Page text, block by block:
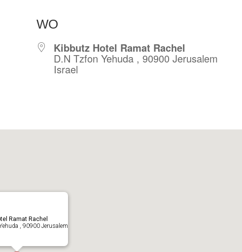
WO
Kibbutz Hotel Ramat Rachel
D.N Tzfon Yehuda , 90900 Jerusalem
Israel
Ramat Rachel
, 90900 Jerusalem